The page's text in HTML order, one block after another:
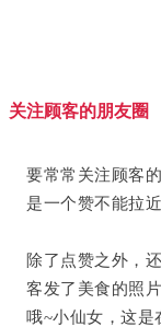
关注顾客的朋友圈
要常常关注顾客
是一个赞不能拉
除了点赞之外，
客发了美食的照
哦~小仙女，这是